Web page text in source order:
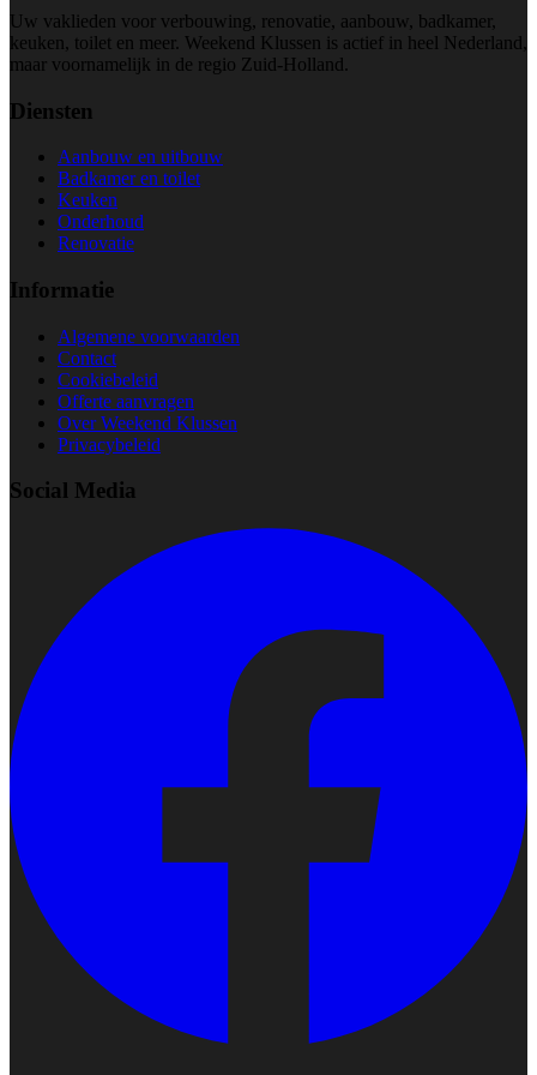
Uw vaklieden voor verbouwing, renovatie, aanbouw, badkamer,
keuken, toilet en meer. Weekend Klussen is actief in heel Nederland,
maar voornamelijk in de regio Zuid-Holland.
Diensten
Aanbouw en uitbouw
Badkamer en toilet
Keuken
Onderhoud
Renovatie
Informatie
Algemene voorwaarden
Contact
Cookiebeleid
Offerte aanvragen
Over Weekend Klussen
Privacybeleid
Social Media